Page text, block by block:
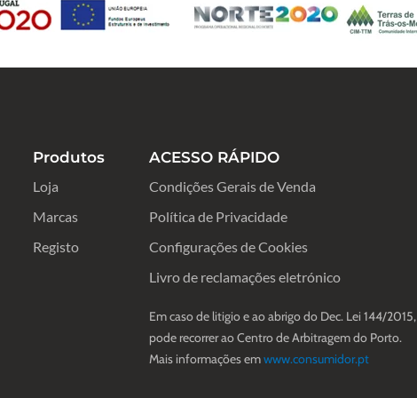
Produtos
Loja
Marcas
Registo
ACESSO RÁPIDO
Condições Gerais de Venda
Política de Privacidade
Configurações de Cookies
Livro de reclamações eletrónico
Em caso de litigio e ao abrigo do Dec. Lei 144/2015,
pode recorrer ao Centro de Arbitragem do Porto.
Mais informações emwww.consumidor.pt